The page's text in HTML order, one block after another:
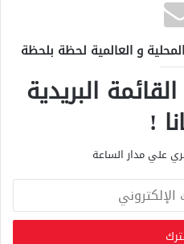
و العالمية لحظة بلحظة
البريدية
!